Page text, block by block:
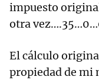
impuesto
otra
El cálculo
propiedad de mi